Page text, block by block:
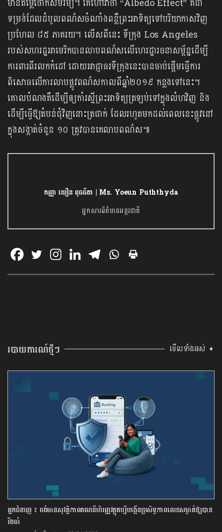
ទម្រង់ដែលដំបូលពណ៌សចំណាំងពន្លឺព្រះអាទិត្យទៅបរិយាកាសវិញ
ប្រហែល ៨៥​ ភាគរយ។ លើសពីនេះ ទីក្រុង Los Angeles
របស់សហរដ្ឋអាមេរិកបានលាបពណ៌សលើហេរដ្ឋារចនាសម្ព័ន្នដើម្បី
ការពារពីរលកកំដៅ ដោយអាជ្ញាធរទីក្រុងនេះបានចាប់ផ្តើមធ្វើការ
ពិសោធលើការលាបផ្លូវពណ៌សកាលពីឆ្នាំ២០១៩ កន្លងទៅនេះ។
គោល​បំណង​គឺ​ដើម្បី​ឲ្យ​កាំរស្មី​ព្រះអាទិត្យ​ត្រឡប់​ទៅ​ក្នុង​លំហ​វិញ និង
ដើម្បី​ធ្វើ​ឱ្យ​តំបន់​ជុំវិញ​នោះ​ត្រជាក់ ដែលរហូត​មក​ដល់​ពេល​នេះផ្លូវនៅ​
ក្នុងសង្កាត់​ចំនួន​ ១០ ​ត្រូវ​បាន​គេ​លាប​ពណ៌ស៕
កញ្ញា យឿន ពុធធីតា | Ms. Yoeun Puththyda
អ្នកសារព័ត៌មានអន្តរជាតិ
របាយការណ៍ថ្មីៗ មើលទាំងអស់ ➧
អ្នកជំនាញ ៖ ចង់មានសុវត្ថិភាពគណនីហិរញ្ញវត្ថុគប្បីបង្កើនប្រសិទ្ធភាពលេខសម្ងាត់ឱ្យបាន
រឹងមាំ